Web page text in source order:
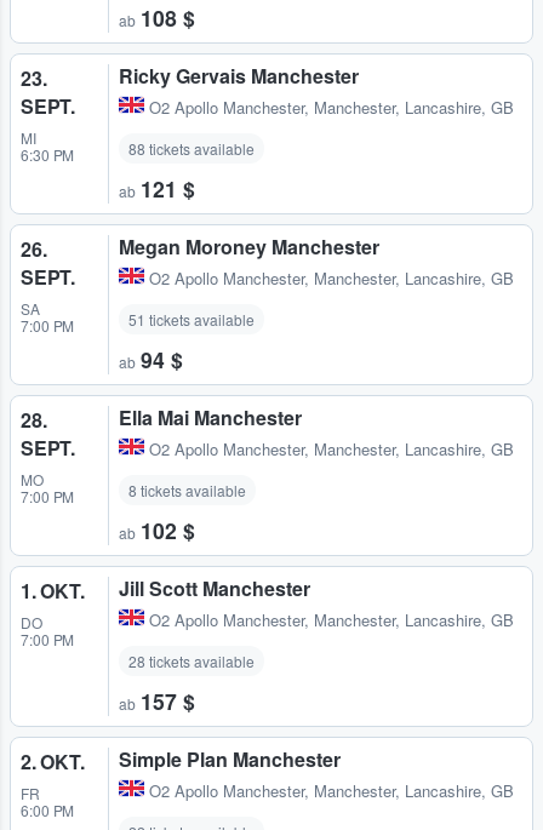
ab 108 $
23.
SEPT.
MI
6:30 PM
Ricky Gervais Manchester
O2 Apollo Manchester, Manchester, Lancashire, GB
88 tickets available
ab 121 $
26.
SEPT.
SA
7:00 PM
Megan Moroney Manchester
O2 Apollo Manchester, Manchester, Lancashire, GB
51 tickets available
ab 94 $
28.
SEPT.
MO
7:00 PM
Ella Mai Manchester
O2 Apollo Manchester, Manchester, Lancashire, GB
8 tickets available
ab 102 $
1. OKT.
DO
7:00 PM
Jill Scott Manchester
O2 Apollo Manchester, Manchester, Lancashire, GB
28 tickets available
ab 157 $
2. OKT.
FR
6:00 PM
Simple Plan Manchester
O2 Apollo Manchester, Manchester, Lancashire, GB